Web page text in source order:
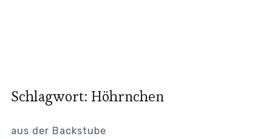
Schlagwort: Höhrnchen
aus der Backstube